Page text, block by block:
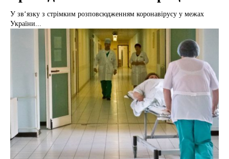
У зв‘язку з стрімким розповсюдженням коронавірусу у межах
України...